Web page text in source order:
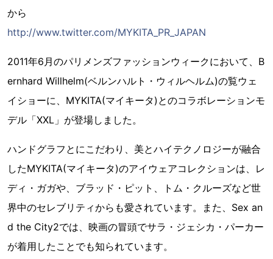
から
http://www.twitter.com/MYKITA_PR_JAPAN
2011年6月のパリメンズファッションウィークにおいて、B
ernhard Willhelm(ベルンハルト・ウィルヘルム)の覧ウェ
イショーに、MYKITA(マイキータ)とのコラボレーションモ
デル「XXL」が登場しました。
ハンドグラフとにこだわり、美とハイテクノロジーが融合
したMYKITA(マイキータ)のアイウェアコレクションは、レ
ディ・ガガや、ブラッド・ピット、トム・クルーズなど世
界中のセレブリティからも愛されています。また、Sex an
d the City2では、映画の冒頭でサラ・ジェシカ・パーカー
が着用したことでも知られています。